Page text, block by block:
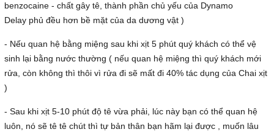
benzocaine - chất gây tê, thành phần chủ yếu của Dynamo
Delay phủ đều hơn bề mặt của da dương vật )
- Nếu quan hệ bằng miệng sau khi xịt 5 phút quý khách có thể vệ
sinh lại bằng nước thường ( nếu quan hệ miệng thì quý khách mới
rửa, còn không thì thôi vì rửa đi sẽ mất đi 40% tác dụng của Chai xịt
)
- Sau khi xịt 5-10 phút độ tê vừa phải, lúc này bạn có thể quan hệ
luôn, nó sẽ tê tê chút thì tự bản thân bạn hãm lại được , muốn lâu